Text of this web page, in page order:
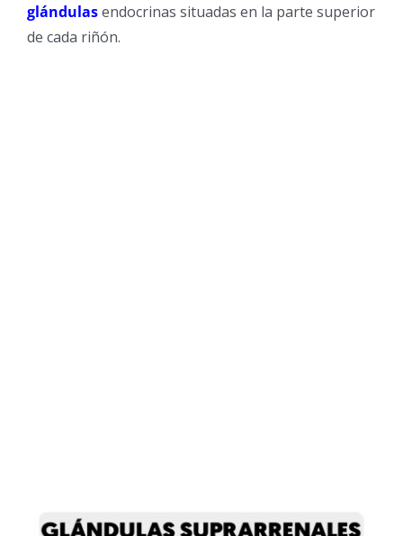
glándulasendocrinas situadas en la parte superior
de cada riñón.